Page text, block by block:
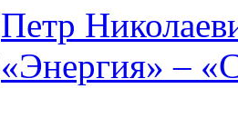
Петр
«Энергия» –